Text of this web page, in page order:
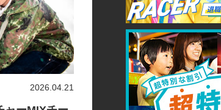
2026.04.21